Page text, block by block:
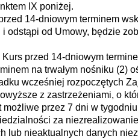
IX poniżej.
14-dniowym terminem
odstąpi od Umowy, będzie
przed 14-dniowym
na trwałym nośniku (2)
wcześniej rozpoczętych
z zastrzeżeniami, o
przez 7 dni w
za
lub nieaktualnych danych